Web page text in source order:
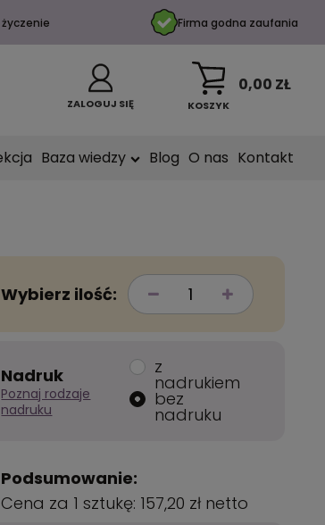
Firma godna zaufania
ZALOGUJ SIĘ KOSZYK
0,00 ZŁ
Baza wiedzy Blog O nas Kontakt
Wybierz ilość:
Nadruk
Poznaj rodzaje
nadruku
z
nadrukiem
bez
nadruku
Podsumowanie:
Cena za 1 sztukę: 157,20 zł netto